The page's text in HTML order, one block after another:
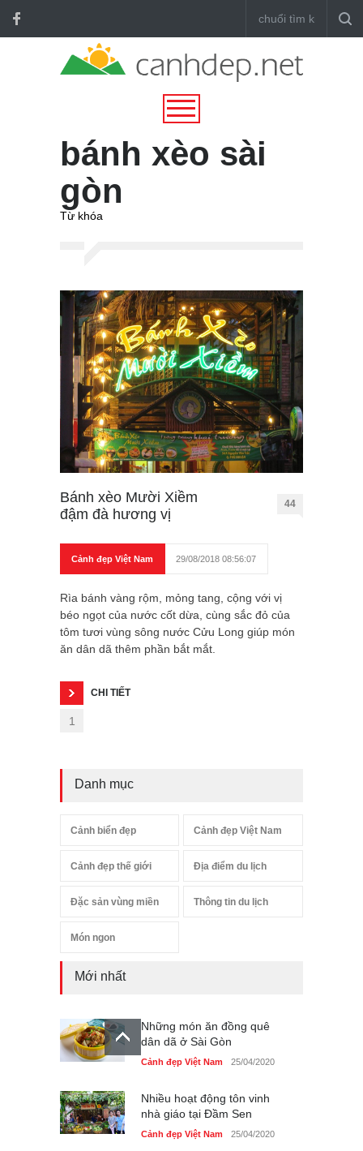
bánh xèo sài
gòn
Từ khóa
Bánh xèo Mười Xiềm
đậm đà hương vị
44
Cảnh đẹp Việt Nam 29/08/2018 08:56:07
Rìa bánh vàng rộm, mỏng tang, cộng với vị
béo ngọt của nước cốt dừa, cùng sắc đỏ của
tôm tươi vùng sông nước Cửu Long giúp món
ăn dân dã thêm phần bắt mắt.
CHI TIẾT
1
Danh mục
Cảnh biển đẹp Cảnh đẹp Việt Nam
Cảnh đẹp thế giới Địa điểm du lịch
Đặc sản vùng miền Thông tin du lịch
Món ngon
Mới nhất
Những món ăn đồng quê
dân dã ở Sài Gòn
Cảnh đẹp Việt Nam 25/04/2020
Nhiều hoạt động tôn vinh
nhà giáo tại Đầm Sen
Cảnh đẹp Việt Nam 25/04/2020